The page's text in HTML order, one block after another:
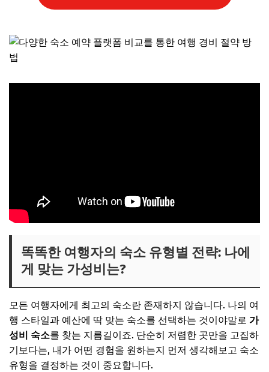
똑똑한 여행자의 숙소 유형별 전략: 나에
게 맞는 가성비는?
모든 여행자에게 최고의 숙소란 존재하지 않습니다. 나의 여
행 스타일과 예산에 딱 맞는 숙소를 선택하는 것이야말로 가
성비 숙소를 찾는 지름길이죠. 단순히 저렴한 곳만을 고집하
기보다는, 내가 어떤 경험을 원하는지 먼저 생각해보고 숙소
유형을 결정하는 것이 중요합니다.